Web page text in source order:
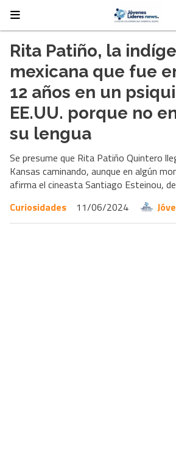
Rita Patiño, la
mexicana que fue
12 años en un
EE.UU. porque no
su lengua
Se presume que Rita Patiño Quintero
Kansas caminando, aunque en algún
afirma el cineasta Santiago Esteinou,
Curiosidades
11/06/2024